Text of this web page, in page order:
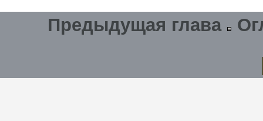
Предыдущая глава